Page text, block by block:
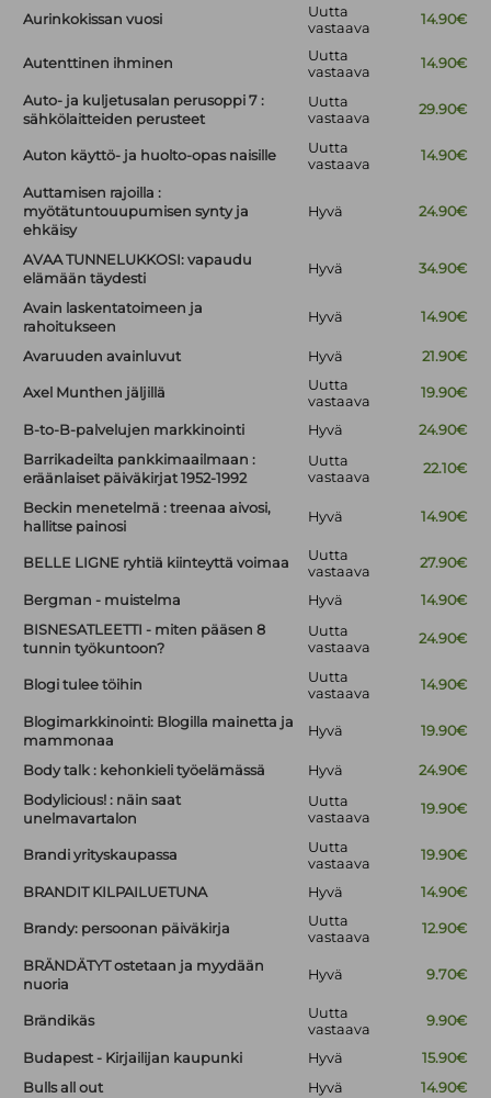
Aurinkokissan vuosi
Uutta
vastaava
14.90€
Autenttinen ihminen
Uutta
vastaava
14.90€
Auto- ja kuljetusalan perusoppi 7 :
sähkölaitteiden perusteet
Uutta
vastaava
29.90€
Auton käyttö- ja huolto-opas naisille
Uutta
vastaava
14.90€
Auttamisen rajoilla :
myötätuntouupumisen synty ja
ehkäisy
Hyvä 24.90€
AVAA TUNNELUKKOSI: vapaudu
elämään täydesti
Hyvä 34.90€
Avain laskentatoimeen ja
rahoitukseen
Hyvä 14.90€
Avaruuden avainluvut Hyvä 21.90€
Axel Munthen jäljillä
Uutta
vastaava
19.90€
B-to-B-palvelujen markkinointi Hyvä
24.90€
Barrikadeilta pankkimaailmaan :
eräänlaiset päiväkirjat 1952-1992
Uutta
vastaava
22.10€
Beckin menetelmä : treenaa aivosi,
hallitse painosi
Hyvä 14.90€
BELLE LIGNE ryhtiä kiinteyttä voimaa
Uutta
vastaava
27.90€
Bergman - muistelma Hyvä
14.90€
BISNESATLEETTI - miten pääsen 8
tunnin työkuntoon?
Uutta
vastaava
24.90€
Blogi tulee töihin
Uutta
vastaava
14.90€
Blogimarkkinointi: Blogilla mainetta ja
mammonaa
Hyvä 19.90€
Body talk : kehonkieli työelämässä Hyvä
24.90€
Bodylicious! : näin saat
unelmavartalon
Uutta
vastaava
19.90€
Brandi yrityskaupassa
Uutta
vastaava
19.90€
BRANDIT KILPAILUETUNA Hyvä 14.90€
Brandy: persoonan päiväkirja
Uutta
vastaava
12.90€
BRÄNDÄTYT ostetaan ja myydään
nuoria
Hyvä 9.70€
Brändikäs
Uutta
vastaava
9.90€
Budapest - Kirjailijan kaupunki Hyvä
15.90€
Bulls all out
Hyvä
14.90€